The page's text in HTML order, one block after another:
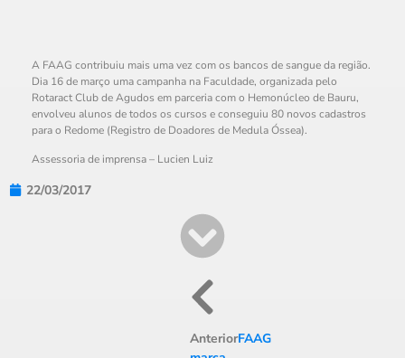
A FAAG contribuiu mais uma vez com os bancos de sangue da região.
Dia 16 de março uma campanha na Faculdade, organizada pelo
Rotaract Club de Agudos em parceria com o Hemonúcleo de Bauru,
envolveu alunos de todos os cursos e conseguiu 80 novos cadastros
para o Redome (Registro de Doadores de Medula Óssea).
Assessoria de imprensa – Lucien Luiz
22/03/2017
AnteriorFAAG